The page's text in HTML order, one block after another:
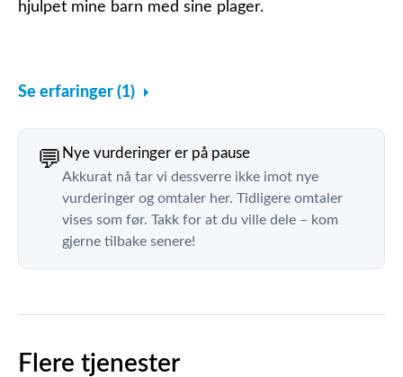
hjulpet mine barn med sine plager.
Se erfaringer (1)
💬 Nye vurderinger er på pause
Akkurat nå tar vi dessverre ikke imot nye
vurderinger og omtaler her. Tidligere omtaler
vises som før. Takk for at du ville dele – kom
gjerne tilbake senere!
Flere tjenester